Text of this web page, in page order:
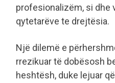
profesionalizëm, si dhe
qytetarëve te drejtësia.
Një dilemë e
rrezikuar të dobësosh
heshtësh, duke lejuar